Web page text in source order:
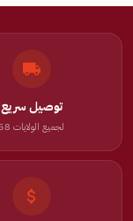
توصيل سريع
لجميع الولايات 58